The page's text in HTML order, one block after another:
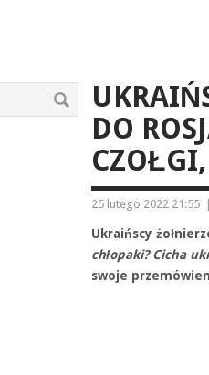
DO
25 lutego 2022 21:55
Ukraińscy
chłopaki? Cicha
swoje